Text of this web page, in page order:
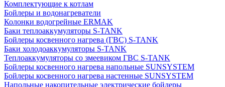
Комплектующие к котлам
Бойлеры и водонагреватели
Колонки водогрейные ERMAK
Баки теплоаккумуляторы S-TANK
Бойлеры косвенного нагрева (ГВС) S-TANK
Баки холодоаккумуляторы S-TANK
Теплоаккумуляторы со змеевиком ГВС S-TANK
Бойлеры косвенного нагрева напольные SUNSYSTEM
Бойлеры косвенного нагрева настенные SUNSYSTEM
Напольные накопительные электрические бойлеры